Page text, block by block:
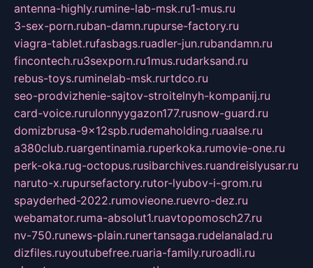
antenna-highly.rumine-lab-msk.ru1-mus.ru
3-sex-porn.ruban-damn.rupurse-factory.ru
viagra-tablet.rufasbags.ruadler-jun.rubandamn.ru
fincontech.ru3sexporn.ru1mus.rudarksand.ru
rebus-toys.ruminelab-msk.rurtdco.ru
seo-prodvizhenie-sajtov-stroitelnyh-kompanij.ru
card-voice.rurulonnyygazon177.rusnow-guard.ru
domizbrusa-9x12spb.rudemaholding.ruaalse.ru
a380club.ruargentinamia.ruperkoka.rumovie-one.ru
perk-oka.rug-octopus.rusibarchives.ruandreislyusar.ru
naruto-x.rupursefactory.rutor-lyubov-i-grom.ru
spayderhed-2022.rumovieone.ruevro-dez.ru
webamator.ruma-absolut1.ruavtopomosch27.ru
nv-750.runews-plain.runertansaga.rudelanalad.ru
dizfiles.ruyoutubefree.ruaria-family.ruroadli.ru